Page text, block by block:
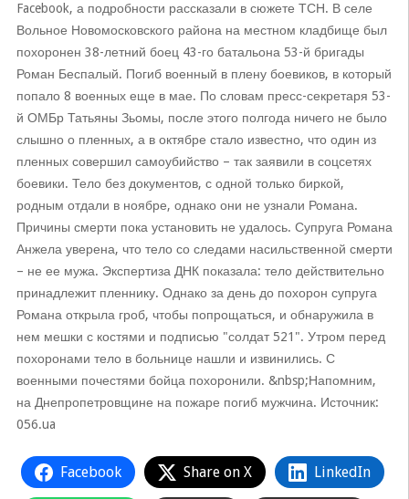
Facebook, а подробности рассказали в сюжете ТСН. В селе
Вольное Новомосковского района на местном кладбище был
похоронен 38-летний боец 43-го батальона 53-й бригады
Роман Беспалый. Погиб военный в плену боевиков, в который
попало 8 военных еще в мае. По словам пресс-секретаря 53-
й ОМБр Татьяны Зьомы, после этого полгода ничего не было
слышно о пленных, а в октябре стало известно, что один из
пленных совершил самоубийство – так заявили в соцсетях
боевики. Тело без документов, с одной только биркой,
родным отдали в ноябре, однако они не узнали Романа.
Причины смерти пока установить не удалось. Супруга Романа
Анжела уверена, что тело со следами насильственной смерти
– не ее мужа. Экспертиза ДНК показала: тело действительно
принадлежит пленнику. Однако за день до похорон супруга
Романа открыла гроб, чтобы попрощаться, и обнаружила в
нем мешки с костями и подписью "солдат 521". Утром перед
похоронами тело в больнице нашли и извинились. С
военными почестями бойца похоронили. &nbsp;Напомним,
на Днепропетровщине на пожаре погиб мужчина. Источник:
056.ua
Facebook Share on X LinkedIn